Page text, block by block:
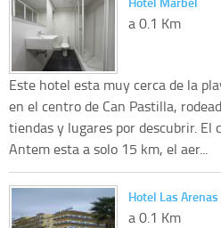
a 0.1 Km
Este hotel esta muy cerca de la
en el centro de Can Pastilla,
tiendas y lugares por descubrir. El
Antem esta a solo 15 km, el aer...
Hotel Las Arenas
a 0.1 Km